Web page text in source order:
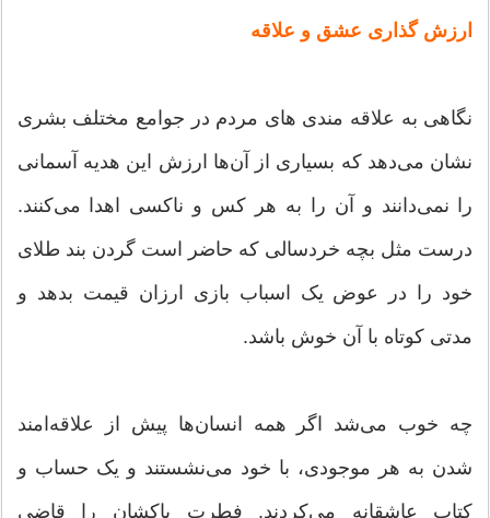
ارزش گذاری عشق و علاقه
نگاهی به علاقه مندی های مردم در جوامع مختلف بشری
نشان می‌دهد که بسیاری از آن‌ها ارزش این هدیه آسمانی
را نمی‌دانند و آن را به هر کس و ناکسی اهدا می‌کنند.
درست مثل بچه خردسالی که حاضر است گردن بند طلای
خود را در عوض یک اسباب بازی ارزان قیمت بدهد و
مدتی کوتاه با آن خوش باشد.
چه خوب می‌شد اگر همه انسان‌ها پیش از علاقه‌امند
شدن به هر موجودی، با خود می‌نشستند و یک حساب و
کتاب عاشقانه می‌کردند. فطرت پاکشان را قاضی